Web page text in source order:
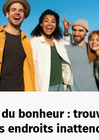
du bonheur :
endroits